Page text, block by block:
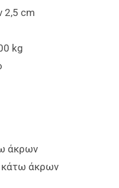
2,5 cm
kg
άκρων
κάτω άκρων